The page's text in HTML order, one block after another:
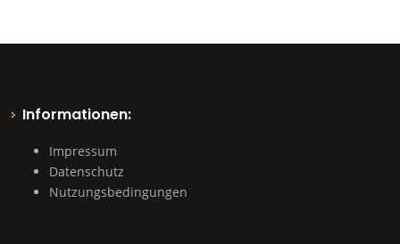
Informationen:
Impressum
Datenschutz
Nutzungsbedingungen